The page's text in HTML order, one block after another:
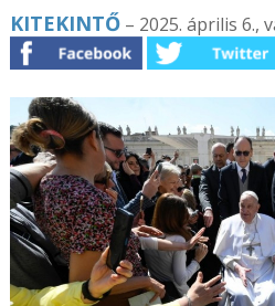
KITEKINTŐ– 2025. április 6.,